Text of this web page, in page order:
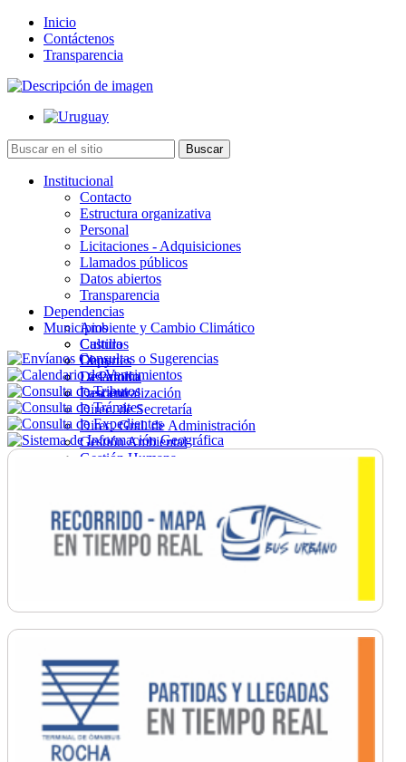
Inicio
Contáctenos
Transparencia
Institucional
Contacto
Estructura organizativa
Personal
Licitaciones - Adquisiciones
Llamados públicos
Datos abiertos
Transparencia
Dependencias
Ambiente y Cambio Climático
Cultura
Deportes
Desarrollo
Descentralización
Direc. de Secretaría
Direc. Gral. de Administración
Gestión Ambiental
Gestión Humana
Ordenamiento
Promoción Social
Salud
Secretaría General
Municipios
Castillos
Chuy
La Paloma
Lascano